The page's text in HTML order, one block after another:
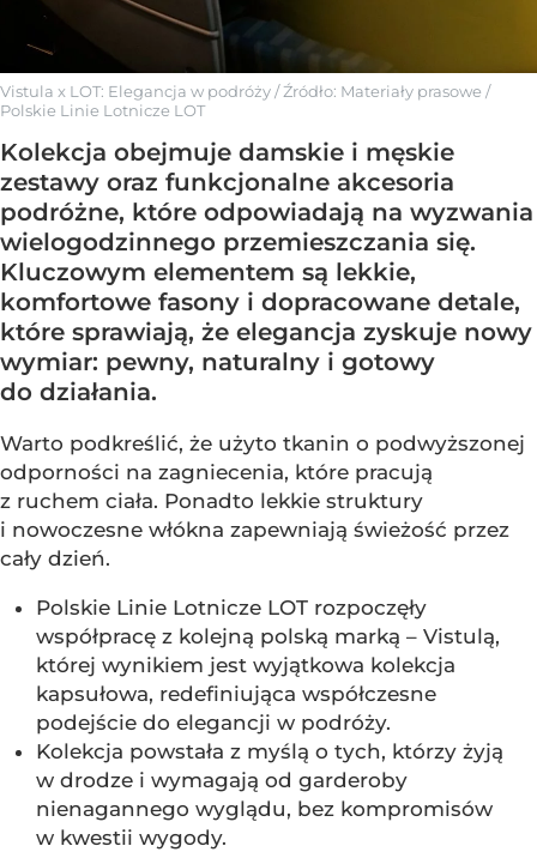
Vistula x LOT: Elegancja w podróży/ Źródło: Materiały prasowe /
Polskie Linie Lotnicze LOT
Kolekcja obejmuje damskie i męskie
zestawy oraz funkcjonalne akcesoria
podróżne, które odpowiadają na wyzwania
wielogodzinnego przemieszczania się.
Kluczowym elementem są lekkie,
komfortowe fasony i dopracowane detale,
które sprawiają, że elegancja zyskuje nowy
wymiar: pewny, naturalny i gotowy
do działania.
Warto podkreślić, że użyto tkanin o podwyższonej
odporności na zagniecenia, które pracują
z ruchem ciała. Ponadto lekkie struktury
i nowoczesne włókna zapewniają świeżość przez
cały dzień.
Polskie Linie Lotnicze LOT rozpoczęły
współpracę z kolejną polską marką – Vistulą,
której wynikiem jest wyjątkowa kolekcja
kapsułowa, redefiniująca współczesne
podejście do elegancji w podróży.
Kolekcja powstała z myślą o tych, którzy żyją
w drodze i wymagają od garderoby
nienagannego wyglądu, bez kompromisów
w kwestii wygody.